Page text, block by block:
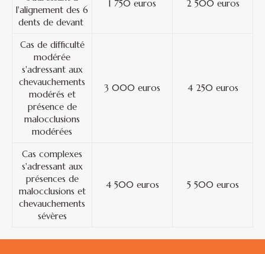
l'alignement des 6
dents de devant
1 750 euros 2 500 euros
Cas de difficulté
modérée
s'adressant aux
chevauchements
modérés et
présence de
malocclusions
modérées
3 000 euros 4 250 euros
Cas complexes
s'adressant aux
présences de
malocclusions et
chevauchements
sévères
4 500 euros 5 500 euros